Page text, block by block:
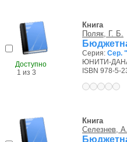
Доступно
1 из 3
Книга
Поляк, Г. Б.
Серия: Сер.
ЮНИТИ-
ISBN 978-5-
Книга
Селезнев,